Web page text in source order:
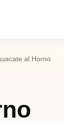
al Horno